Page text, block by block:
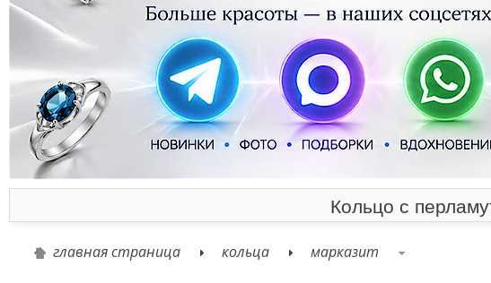
Кольцо с
главная страница кольца марказит